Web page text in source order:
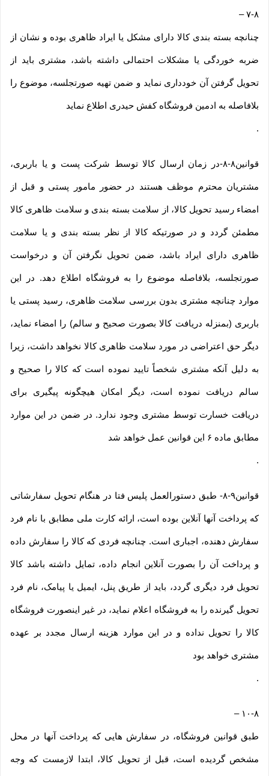
۷-۸–
چنانچه بسته بندی کالا دارای مشکل یا ایراد ظاهری بوده و نشان از
ضربه خوردگی یا مشکلات احتمالی داشته باشد، مشتری باید از
تحویل گرفتن آن خودداری نماید و ضمن تهیه صورتجلسه، موضوع را
بلافاصله به ادمین فروشگاه کفش حیدری اطلاع نماید
.
قوانین۸-۸-در زمان ارسال کالا توسط شرکت پست و یا باربری،
مشتریان محترم موظف هستند در حضور مامور پستی و قبل از
امضاء رسید تحویل کالا، از سلامت بسته بندی و سلامت ظاهری کالا
مطمئن گردد و در صورتیکه کالا از نظر بسته بندی و یا سلامت
ظاهری دارای ایراد باشد، ضمن تحویل نگرفتن آن و درخواست
صورتجلسه، بلافاصله موضوع را به فروشگاه اطلاع دهد. در این
موارد چنانچه مشتری بدون بررسی سلامت ظاهری، رسید پستی یا
باربری (بمنزله دریافت کالا بصورت صحیح و سالم) را امضاء نماید،
دیگر حق اعتراضی در مورد سلامت ظاهری کالا نخواهد داشت، زیرا
به دلیل آنکه مشتری شخصاً تایید نموده است که کالا را صحیح و
سالم دریافت نموده است، دیگر امکان هیچگونه پیگیری برای
دریافت خسارت توسط مشتری وجود ندارد. در ضمن در این موارد
مطابق ماده ۶ این قوانین عمل خواهد شد
.
قوانین۹-۸- طبق دستورالعمل پلیس فتا در هنگام تحویل سفارشاتی
که پرداخت آنها آنلاین بوده است، ارائه کارت ملی مطابق با نام فرد
سفارش دهنده، اجباری است. چنانچه فردی که کالا را سفارش داده
و پرداخت آن را بصورت آنلاین انجام داده، تمایل داشته باشد کالا
تحویل فرد دیگری گردد، باید از طریق پنل، ایمیل یا پیامک، نام فرد
تحویل گیرنده را به فروشگاه اعلام نماید، در غیر اینصورت فروشگاه
کالا را تحویل نداده و در این موارد هزینه ارسال مجدد بر عهده
مشتری خواهد بود
.
۱۰-۸ –
طبق قوانین فروشگاه، در سفارش هایی که پرداخت آنها در محل
مشخص گردیده است، قبل از تحویل کالا، ابتدا لازمست که وجه